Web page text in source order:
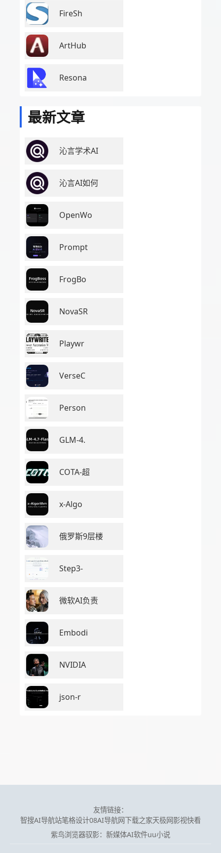
FireSh
ArtHub
Resona
最新文章
沁言学术AI
沁言AI如何
OpenWo
Prompt
FrogBo
NovaSR
Playwr
VerseC
Person
GLM-4.
COTA-超
x-Algo
俄罗斯9层楼
Step3-
微软AI负责
Embodi
NVIDIA
json-r
友情链接：
智搜AI导航站笔格设计08AI导航网下载之家天极网影视快看
紫鸟浏览器驭影：新媒体AI软件uu小说